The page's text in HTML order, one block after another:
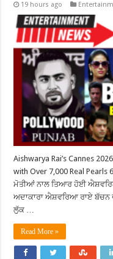
19 hours ago
Aishwarya Rai’s Cannes
with Over 7,000 Real
ਮੋਤੀਆਂ ਨਾਲ ਤਿਆਰ ਹੋਈ
ਅਦਾਕਾਰਾ ਐਸ਼ਵਰਿਆ ਰਾਏ
ਲੁੱਕ …
Read More »